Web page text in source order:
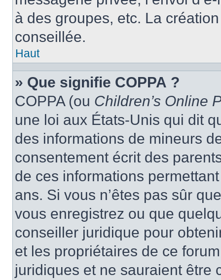
à des groupes, etc. La
conseillée.
Haut
» Que signifie COPPA ?
COPPA (ou Children’s Online
une loi aux États-Unis qui dit
des informations de mineurs
consentement écrit des
de ces informations
ans. Si vous n’êtes pas sûr
vous enregistrez ou que
conseiller juridique pour
et les propriétaires de ce
juridiques et ne sauraient être